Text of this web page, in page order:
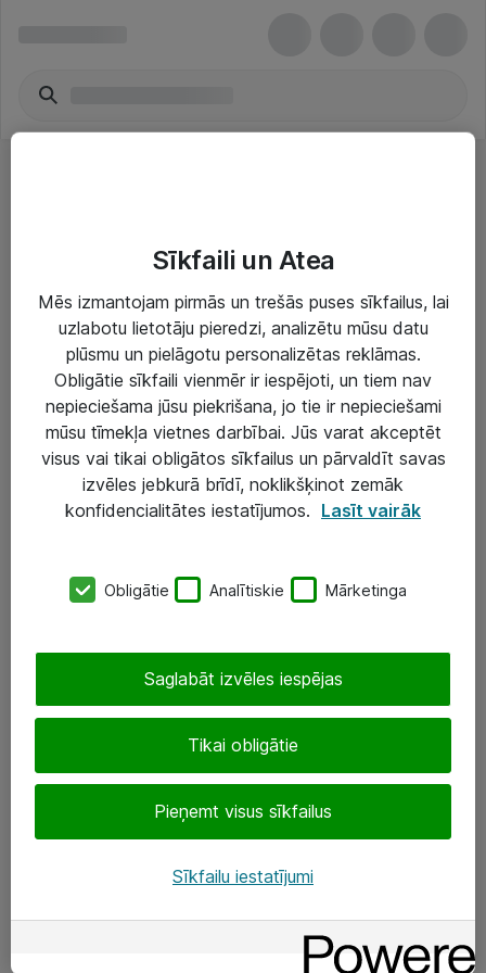
Risinājumi & Pakalpojumi
IT serviss un atbalsts
IT infrastruktūra
Darba vietu IT risinājumi
SIA „ATEA”
+(371) 67 81 90 50
eShop@atea.lv
Sekojiet mums
Sīkfaili un Atea
Mēs izmantojam pirmās un trešās puses sīkfailus, lai
uzlabotu lietotāju pieredzi, analizētu mūsu datu
plūsmu un pielāgotu personalizētas reklāmas.
Obligātie sīkfaili vienmēr ir iespējoti, un tiem nav
nepieciešama jūsu piekrišana, jo tie ir nepieciešami
mūsu tīmekļa vietnes darbībai. Jūs varat akceptēt
visus vai tikai obligātos sīkfailus un pārvaldīt savas
izvēles jebkurā brīdī, noklikšķinot zemāk
konfidencialitātes iestatījumos. Lasīt vairāk
Obligātie Analītiskie Mārketinga
Tikai obligātie
Pieņemt visus sīkfailus
Saglabāt izvēles iespējas
Sīkfailu iestatījumi